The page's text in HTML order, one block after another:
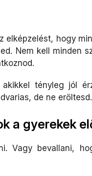
elképzelést, hogy
Nem kell minden
akikkel tényleg jól
de ne erőltesd.
a gyerekek
Vagy bevallani,